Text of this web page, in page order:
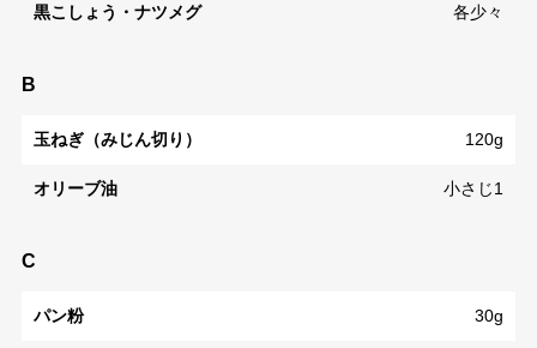
黒こしょう・ナツメグ 各少々
B
玉ねぎ（みじん切り） 120g
オリーブ油 小さじ1
C
パン粉 30g